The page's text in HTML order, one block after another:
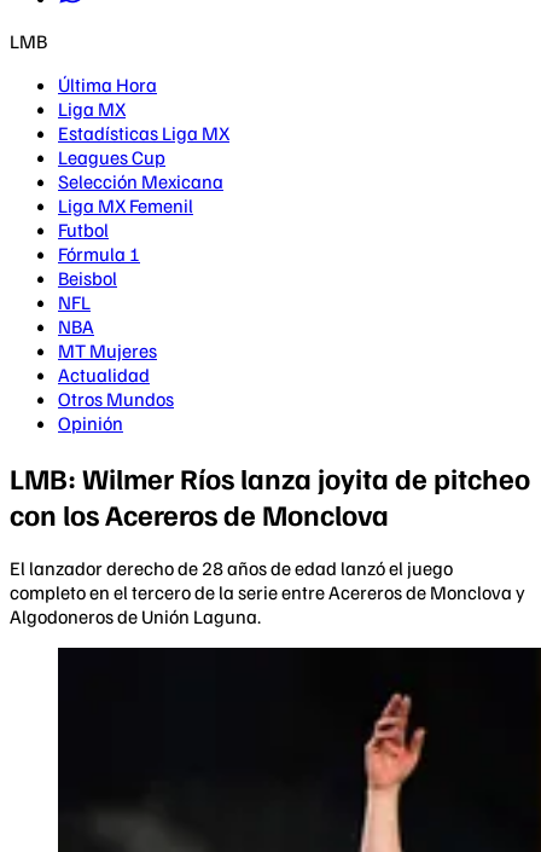
LMB
Última Hora
Liga MX
Estadísticas Liga MX
Leagues Cup
Selección Mexicana
Liga MX Femenil
Futbol
Fórmula 1
Beisbol
NFL
NBA
MT Mujeres
Actualidad
Otros Mundos
Opinión
LMB: Wilmer Ríos lanza joyita de pitcheo
con los Acereros de Monclova
El lanzador derecho de 28 años de edad lanzó el juego
completo en el tercero de la serie entre Acereros de Monclova y
Algodoneros de Unión Laguna.